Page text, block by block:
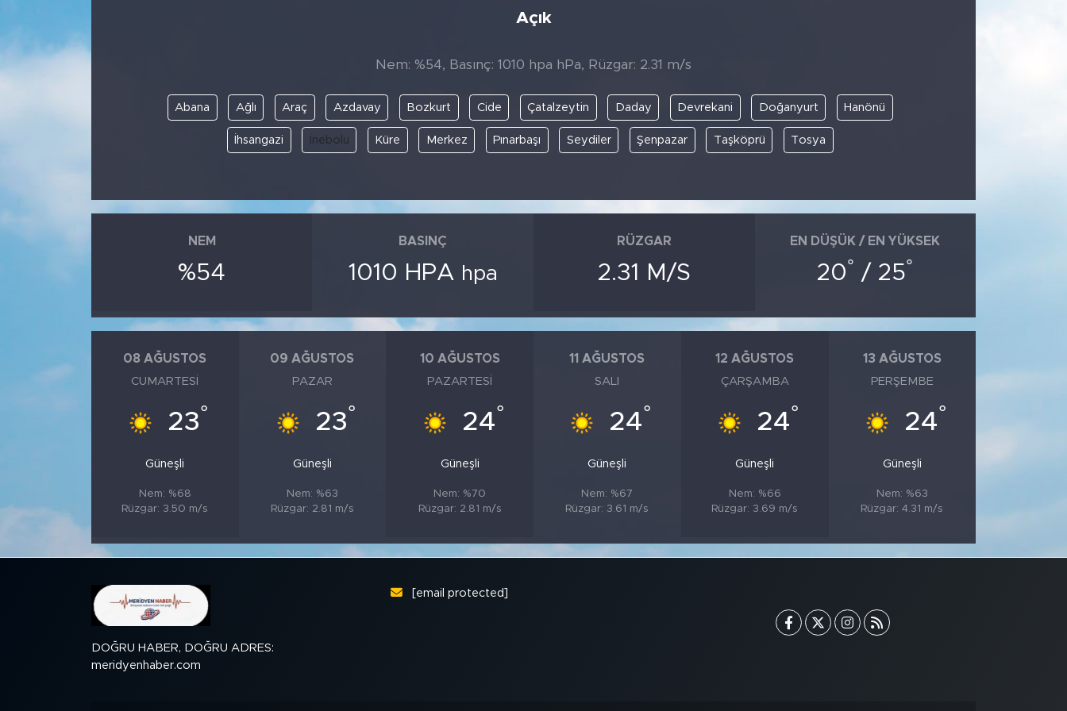
Açık
Nem: %54, Basınç: 1010 hpa hPa, Rüzgar: 2.31 m/s
Abana Ağlı Araç Azdavay Bozkurt Cide Çatalzeytin Daday Devrekani Doğanyurt Hanönü
İhsangazi İnebolu Küre Merkez Pınarbaşı Seydiler Şenpazar Taşköprü Tosya
NEM
%54
BASINÇ
1010 HPA hpa
RÜZGAR
2.31 M/S
EN DÜŞÜK / EN YÜKSEK
20° / 25°
08 AĞUSTOS
CUMARTESI
23°
Güneşli
Nem: %68
Rüzgar: 3.50 m/s
09 AĞUSTOS
PAZAR
23°
Güneşli
Nem: %63
Rüzgar: 2.81 m/s
10 AĞUSTOS
PAZARTESI
24°
Güneşli
Nem: %70
Rüzgar: 2.81 m/s
11 AĞUSTOS
SALI
24°
Güneşli
Nem: %67
Rüzgar: 3.61 m/s
12 AĞUSTOS
ÇARŞAMBA
24°
Güneşli
Nem: %66
Rüzgar: 3.69 m/s
13 AĞUSTOS
PERŞEMBE
24°
Güneşli
Nem: %63
Rüzgar: 4.31 m/s
DOĞRU HABER, DOĞRU ADRES:
meridyenhaber.com
[email protected]
KÜLTÜR SANAT
TARİHTEN GÜNÜMÜZE
TARİH